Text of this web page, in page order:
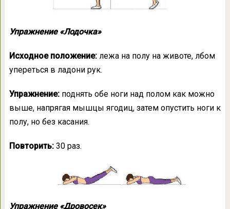
Упражнение «Лодочка»
Исходное положение:лежа на полу на животе, лбом
упереться в ладони рук.
Упражнение:поднять обе ноги над полом как можно
выше, напрягая мышцы ягодиц, затем опустить ноги к
полу, но без касания.
Повторить:30 раз.
Упражнение «Дровосек»